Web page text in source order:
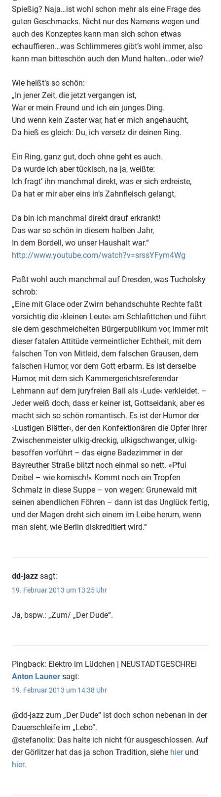
Spießig? Naja…ist wohl schon mehr als eine Frage des
guten Geschmacks. Nicht nur des Namens wegen und
auch des Konzeptes kann man sich schon etwas
echauffieren…was Schlimmeres gibt’s wohl immer, also
kann man bitteschön auch den Mund halten…oder wie?
Wie heißt’s so schön:
„In jener Zeit, die jetzt vergangen ist,
War er mein Freund und ich ein junges Ding.
Und wenn kein Zaster war, hat er mich angehaucht,
Da hieß es gleich: Du, ich versetz dir deinen Ring.
Ein Ring, ganz gut, doch ohne geht es auch.
Da wurde ich aber tückisch, na ja, weißte:
Ich fragt’ ihn manchmal direkt, was er sich erdreiste,
Da hat er mir aber eins in’s Zahnfleisch gelangt,
Da bin ich manchmal direkt drauf erkrankt!
Das war so schön in diesem halben Jahr,
In dem Bordell, wo unser Haushalt war.“
http://www.youtube.com/watch?v=srssYFym4Wg
Paßt wohl auch manchmal auf Dresden, was Tucholsky
schrob:
„Eine mit Glace oder Zwirn behandschuhte Rechte faßt
vorsichtig die ›kleinen Leute‹ am Schlafittchen und führt
sie dem geschmeichelten Bürgerpublikum vor, immer mit
dieser fatalen Attitüde vermeintlicher Echtheit, mit dem
falschen Ton von Mitleid, dem falschen Grausen, dem
falschen Humor, vor dem Gott erbarm. Es ist derselbe
Humor, mit dem sich Kammergerichtsreferendar
Lehmann auf dem juryfreien Ball als ›Lude‹ verkleidet. –
Jeder weiß doch, dass er keiner ist, Gottseidank, aber es
macht sich so schön romantisch. Es ist der Humor der
›Lustigen Blätter‹, der den Konfektionären die Opfer ihrer
Zwischenmeister ulkig-dreckig, ulkigschwanger, ulkig-
besoffen vorführt – das eigne Badezimmer in der
Bayreuther Straße blitzt noch einmal so nett. »Pfui
Deibel – wie komisch!« Kommt noch ein Tropfen
Schmalz in diese Suppe – von wegen: Grunewald mit
seinen abendlichen Föhren – dann ist das Unglück fertig,
und der Magen dreht sich einem im Leibe herum, wenn
man sieht, wie Berlin diskreditiert wird.“
dd-jazz sagt:
19. Februar 2013 um 13:25 Uhr
Ja, bspw.: „Zum/ „Der Dude“.
Pingback: Elektro im Lüdchen | NEUSTADTGESCHREI
Anton Launer sagt:
19. Februar 2013 um 14:38 Uhr
@dd-jazz zum „Der Dude“ ist doch schon nebenan in der
Dauerschleife im „Lebo“.
@stefanolix: Das halte ich nicht für ausgeschlossen. Auf
der Görlitzer hat das ja schon Tradition, siehe hierund
hier.